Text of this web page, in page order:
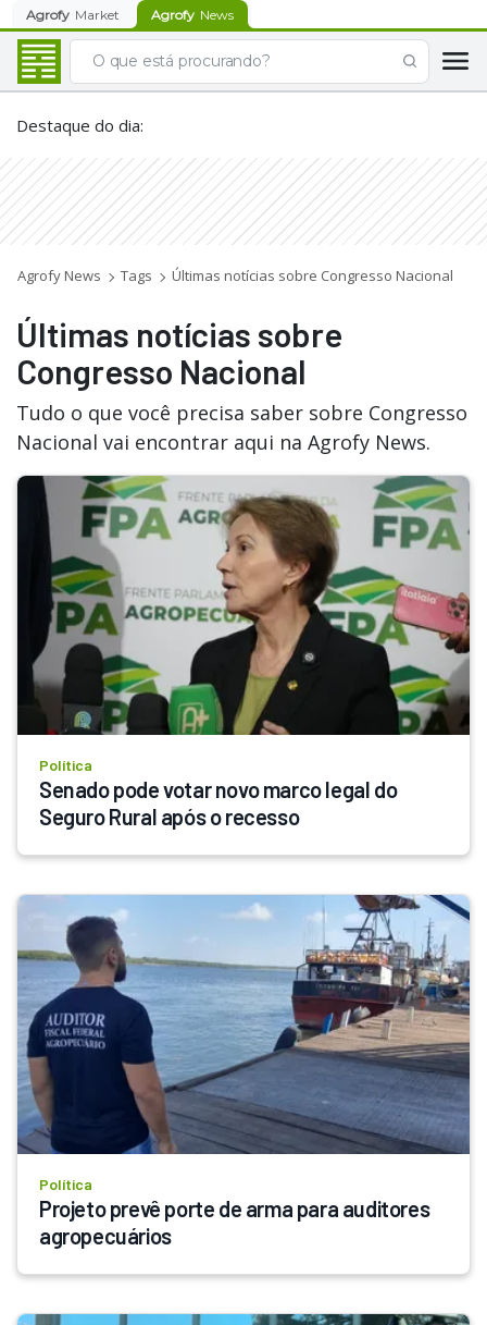
Agrofy Market Agrofy News
Destaque do dia:
Agrofy News Tags Últimas notícias sobre Congresso Nacional
Últimas notícias sobre
Congresso Nacional
Tudo o que você precisa saber sobre Congresso
Nacional vai encontrar aqui na Agrofy News.
Política
Senado pode votar novo marco legal do
Seguro Rural após o recesso
Política
Projeto prevê porte de arma para auditores
agropecuários